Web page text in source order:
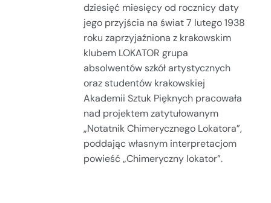
dziesięć miesięcy od rocznicy daty
jego przyjścia na świat 7 lutego 1938
roku zaprzyjaźniona z krakowskim
klubem LOKATOR grupa
absolwentów szkół artystycznych
oraz studentów krakowskiej
Akademii Sztuk Pięknych pracowała
nad projektem zatytułowanym
„Notatnik Chimerycznego Lokatora”,
poddając własnym interpretacjom
powieść „Chimeryczny lokator”.